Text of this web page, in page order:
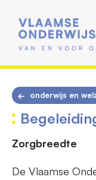
onderwijs en
Zorgbreedte
De Vlaamse